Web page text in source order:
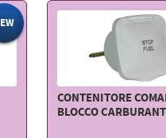
CONTENITORE
BLOCCO